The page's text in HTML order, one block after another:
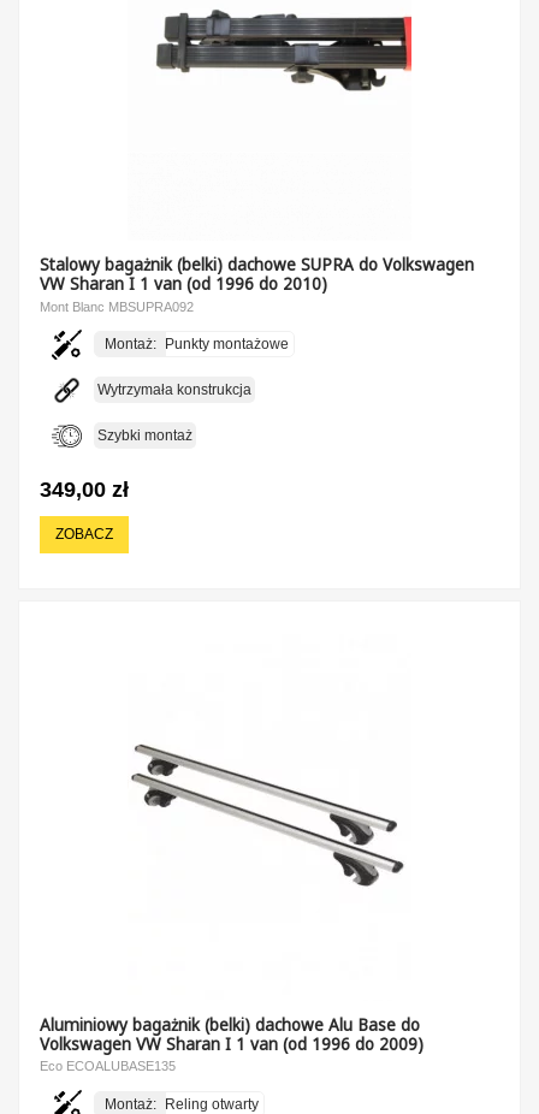
Stalowy bagażnik (belki) dachowe SUPRA do Volkswagen
VW Sharan I 1 van (od 1996 do 2010)
Mont Blanc MBSUPRA092
Montaż: Punkty montażowe
Wytrzymała konstrukcja
Szybki montaż
349,00 zł
ZOBACZ
Aluminiowy bagażnik (belki) dachowe Alu Base do
Volkswagen VW Sharan I 1 van (od 1996 do 2009)
Eco ECOALUBASE135
Montaż: Reling otwarty